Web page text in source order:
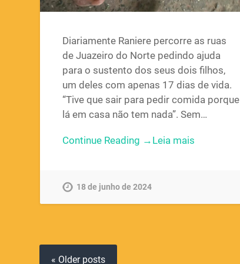
Diariamente Raniere percorre as ruas
de Juazeiro do Norte pedindo ajuda
para o sustento dos seus dois filhos,
um deles com apenas 17 dias de vida.
“Tive que sair para pedir comida porque
lá em casa não tem nada”. Sem…
Continue Reading →
18 de junho de 2024
« Older posts